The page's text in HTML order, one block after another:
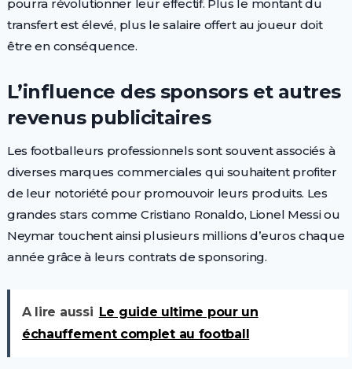
pourra révolutionner leur effectif. Plus le montant du
transfert est élevé, plus le salaire offert au joueur doit
être en conséquence.
L’influence des sponsors et autres
revenus publicitaires
Les footballeurs professionnels sont souvent associés à
diverses marques commerciales qui souhaitent profiter
de leur notoriété pour promouvoir leurs produits. Les
grandes stars comme Cristiano Ronaldo, Lionel Messi ou
Neymar touchent ainsi plusieurs millions d’euros chaque
année grâce à leurs contrats de sponsoring.
A lire aussi Le guide ultime pour un
échauffement complet au football